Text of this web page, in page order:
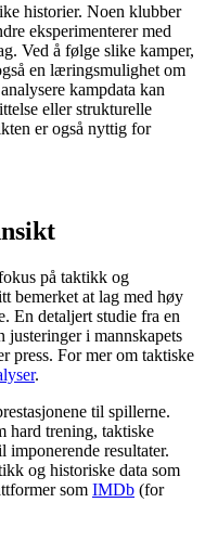
historier. Noen klubber
eksperimenterer med
Ved å følge slike kamper,
en læringsmulighet om
kampdata kan
eller strukturelle
er også nyttig for
på taktikk og
bemerket at lag med høy
En detaljert studie fra en
i mannskapets
press. For mer om taktiske
.
til spillerne.
hard trening, taktiske
resultater.
og historiske data som
som IMDb (for